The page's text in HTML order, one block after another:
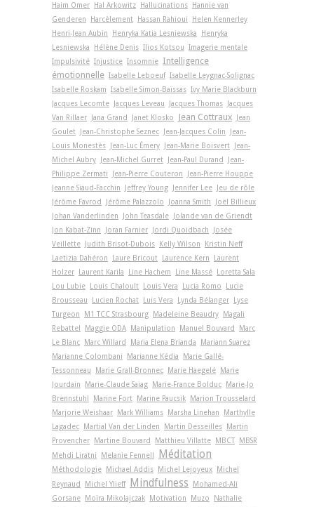
Haim Omer
Hal Arkowitz Hallucinations
Hannie van
Genderen
Harcèlement Hassan Rahioui
Helen Kennerley
Henri-Jean Aubin
Henryka Katia Lesniewska
Henryka
Lesniewska
Hélène Denis Ilios Kotsou Imagerie mentale
Impulsivité Injustice Insomnie Intelligence
émotionnelle Isabelle Leboeuf Isabelle Leygnac-Solignac
Isabelle Roskam Isabelle Simon-Baïssas Ivy Marie Blackburn
Jacques Lecomte
Jacques Leveau Jacques Thomas
Jacques
Van Rillaer
Jana Grand Janet Klosko Jean Cottraux
Jean
Goulet
Jean-Christophe Seznec Jean-Jacques Colin
Jean-
Louis Monestès
Jean-Luc Émery Jean-Marie Boisvert
Jean-
Michel Aubry
Jean-Michel Gurret Jean-Paul Durand
Jean-
Philippe Zermati
Jean-Pierre Couteron
Jean-Pierre Houppe
Jeanne Siaud-Facchin
Jeffrey Young Jennifer Lee
Jeu de rôle
Jérôme Favrod
Jérôme Palazzolo Joanna Smith
Joël Billieux
Johan Vanderlinden
John Teasdale
Jolande van de Griendt
Jon Kabat-Zinn
Joran Farnier Jordi Quoidbach
Josée
Veillette
Judith Brisot-Dubois Kelly Wilson
Kristin Neff
Laetizia Dahéron
Laure Bricout Laurence Kern
Laurent
Holzer
Laurent Karila Line Hachem Line Massé
Loretta Sala
Lou Lubie
Louis Chaloult Louis Vera Lucia Romo
Lucie
Brousseau
Lucien Rochat Luis Vera Lynda Bélanger
Lyse
Turgeon
M1 TCC Strasbourg Madeleine Beaudry
Magali
Rebattel
Maggie ODA Manipulation Manuel Bouvard
Marc
Le Blanc
Marc Willard Maria Elena Brianda
Mariann Suarez
Marianne Colombani
Marianne Kédia
Marie Gallé-
Tessonneau
Marie Grall-Bronnec Marie Haegelé
Marie
Jourdain
Marie-Claude Saiag Marie-France Bolduc
Marie-Jo
Brennstuhl
Marine Fort Marine Paucsik
Marion Trousselard
Marjorie Weishaar
Mark Williams Marsha Linehan
Marthylle
Lagadec
Martial Van der Linden Martin Desseilles
Martin
Provencher
Martine Bouvard Matthieu Villatte MBCT
MBSR
Mehdi Liratni
Melanie Fennell Méditation
Méthodologie Michael Addis Michel Lejoyeux
Michel
Reynaud
Michel Ylieff Mindfulness
Mohamed-Ali
Gorsane
Moïra Mikolajczak Motivation Muzo
Nathalie